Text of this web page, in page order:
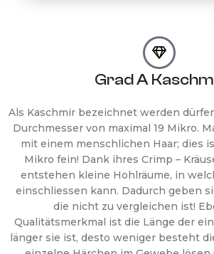
Grad A
Als Kaschmir bezeichnet werden
Durchmesser von maximal 19 Mikro.
mit einem menschlichen Haar; dies
Mikro fein! Dank ihres Crimp –
entstehen kleine Hohlräume, in
einschliessen kann. Dadurch geben
die nicht zu vergleichen ist!
Qualitätsmerkmal ist die Länge der
länger sie ist, desto weniger besteht